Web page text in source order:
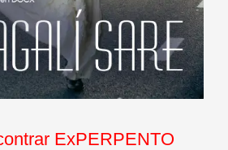
ExPERPENTO